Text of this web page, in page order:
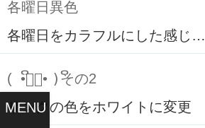
MENU
各曜日異色
各曜日をカラフルにした感じ…
( ິ•ᆺ⃘• )ິその2
リンクの色をホワイトに変更